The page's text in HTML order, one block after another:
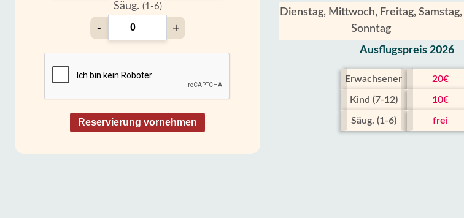
Dienstag, Mittwoch, Freitag, Samstag,
Sonntag
Ausflugspreis 2026
Erwachsener 20€
Kind (7-12) 10€
Säug. (1-6) frei
Säug. (1-6)
- +
Reservierung vornehmen